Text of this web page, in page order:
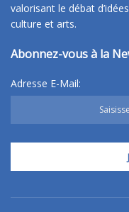
valorisant le débat
culture et arts.
Abonnez-vous à la
Adresse E-Mail: